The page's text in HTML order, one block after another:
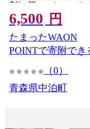
刺し 桜ユッケ ユッケ
け おすすめ 青森県 中
F6N-335
6,500 円
たまったWAON
POINTで寄附でき
（0）
青森県中泊町